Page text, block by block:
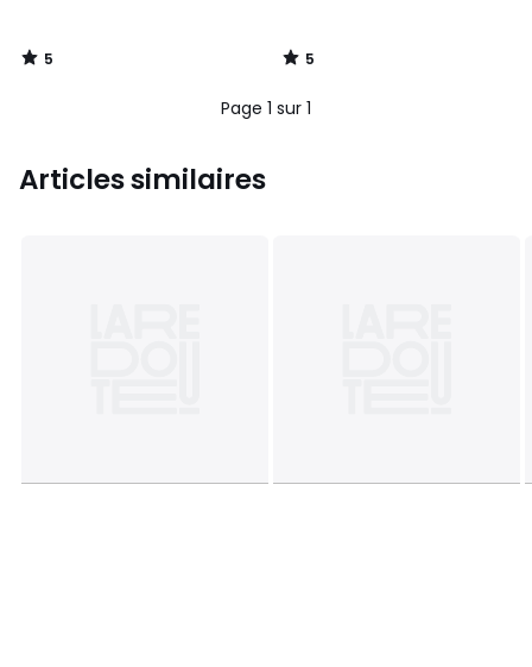
5
/
5
/
Page 1 sur 1
Articles similaires